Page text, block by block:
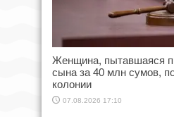
Женщина, пытавшаяся
сына за 40 млн сумов,
колонии
07.08.2026 17:10